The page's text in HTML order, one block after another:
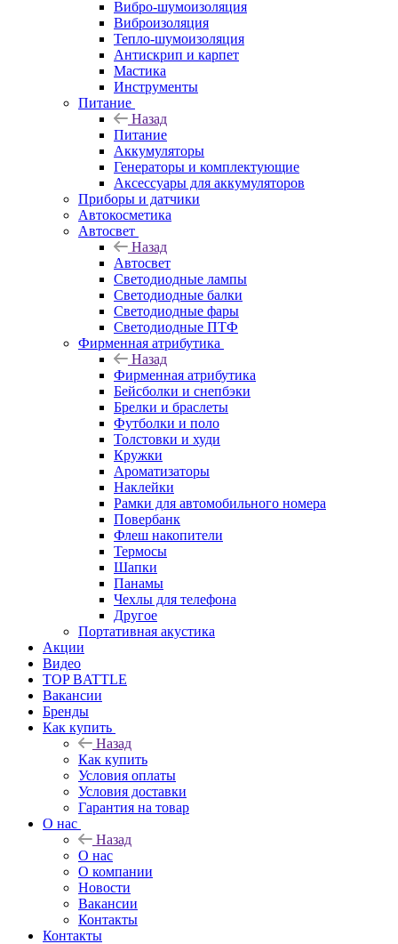
Вибро-шумоизоляция
Виброизоляция
Тепло-шумоизоляция
Антискрип и карпет
Мастика
Инструменты
Питание
Назад
Питание
Аккумуляторы
Генераторы и комплектующие
Аксессуары для аккумуляторов
Приборы и датчики
Автокосметика
Автосвет
Назад
Автосвет
Светодиодные лампы
Светодиодные балки
Светодиодные фары
Светодиодные ПТФ
Фирменная атрибутика
Назад
Фирменная атрибутика
Бейсболки и снепбэки
Брелки и браслеты
Футболки и поло
Толстовки и худи
Кружки
Ароматизаторы
Наклейки
Рамки для автомобильного номера
Повербанк
Флеш накопители
Термосы
Шапки
Панамы
Чехлы для телефона
Другое
Портативная акустика
Акции
Видео
TOP BATTLE
Вакансии
Бренды
Как купить
Назад
Как купить
Условия оплаты
Условия доставки
Гарантия на товар
О нас
Назад
О нас
О компании
Новости
Вакансии
Контакты
Контакты